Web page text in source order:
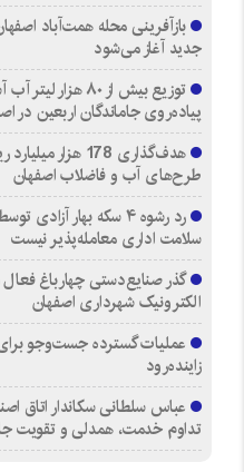
جدید آغاز می‌شود
توزیع بیش از ۸۰
پیاده‌روی جاماندگان اربعین در
هدف‌گذاری 178
طرح‌های آب و فاضلاب اصفهان
رد رشوه ۴ سکه بهار
سلامت اداری معامله‌پذیر نیست
گذر صنایع‌دستی چهارباغ
الکترونیک شهرداری اصفهان
عملیات گسترده جست‌وجو
زاینده‌رود
عباس سلطانی سکاندار اتاق
تداوم خدمت، همدلی و تقویت